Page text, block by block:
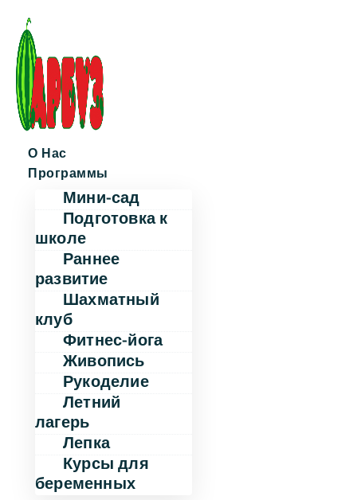
О Нас
Программы
Мини-сад
Подготовка к
школе
Раннее
развитие
Шахматный
клуб
Фитнес-йога
Живопись
Рукоделие
Летний
лагерь
Лепка
Курсы для
беременных